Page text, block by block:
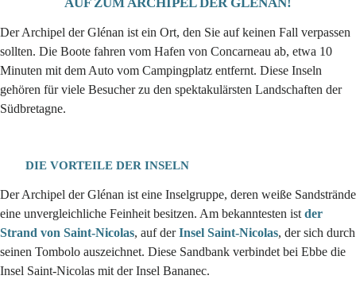
Der Archipel der Glénan ist ein Ort, den Sie auf keinen Fall verpassen
sollten. Die Boote fahren vom Hafen von Concarneau ab, etwa 10
Minuten mit dem Auto vom Campingplatz entfernt. Diese Inseln
gehören für viele Besucher zu den spektakulärsten Landschaften der
Südbretagne.
DIE VORTEILE DER INSELN
Der Archipel der Glénan ist eine Inselgruppe, deren weiße Sandstrände
eine unvergleichliche Feinheit besitzen. Am bekanntesten ist der
Strand von Saint-Nicolas, auf derInsel Saint-Nicolas, der sich durch
seinen Tombolo auszeichnet. Diese Sandbank verbindet bei Ebbe die
Insel Saint-Nicolas mit der Insel Bananec.